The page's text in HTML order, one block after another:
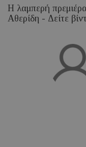
Η λαμπερή
Αθερίδη - Δείτε